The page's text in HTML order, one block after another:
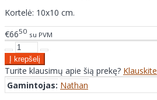
Kortelė: 10x10 cm.
€6650 su PVM
Turite klausimų apie šią prekę? Klauskite
Gamintojas: Nathan